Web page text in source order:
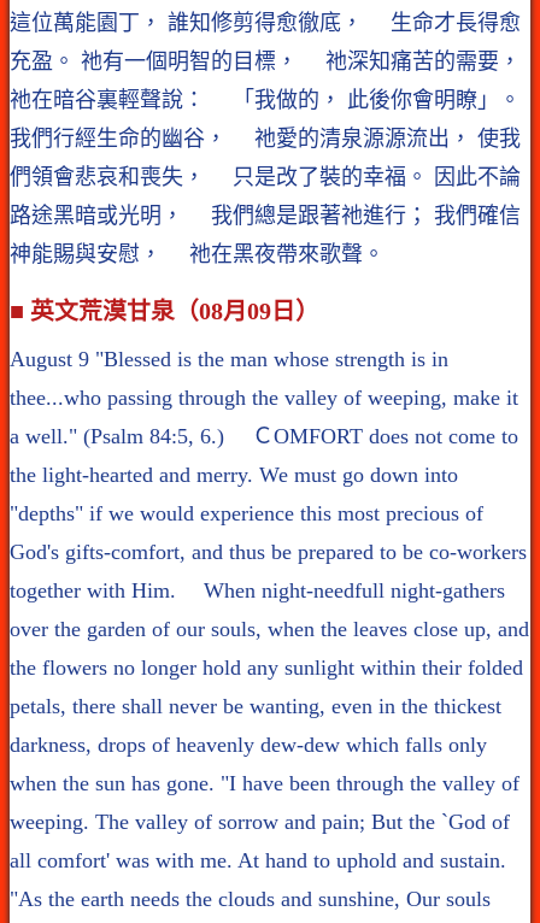
這位萬能園丁， 誰知修剪得愈徹底， 生命才長得愈
充盈。 祂有一個明智的目標， 祂深知痛苦的需要，
祂在暗谷裏輕聲說： 「我做的， 此後你會明瞭」。
我們行經生命的幽谷， 祂愛的清泉源源流出， 使我
們領會悲哀和喪失， 只是改了裝的幸福。 因此不論
路途黑暗或光明， 我們總是跟著祂進行； 我們確信
神能賜與安慰， 祂在黑夜帶來歌聲。
■ 英文荒漠甘泉（08月09日）
August 9 "Blessed is the man whose strength is in
thee...who passing through the valley of weeping, make it
a well." (Psalm 84:5, 6.) ＣOMFORT does not come to
the light-hearted and merry. We must go down into
"depths" if we would experience this most precious of
God's gifts-comfort, and thus be prepared to be co-workers
together with Him. When night-needfull night-gathers
over the garden of our souls, when the leaves close up, and
the flowers no longer hold any sunlight within their folded
petals, there shall never be wanting, even in the thickest
darkness, drops of heavenly dew-dew which falls only
when the sun has gone. "I have been through the valley of
weeping. The valley of sorrow and pain; But the `God of
all comfort' was with me. At hand to uphold and sustain.
"As the earth needs the clouds and sunshine, Our souls